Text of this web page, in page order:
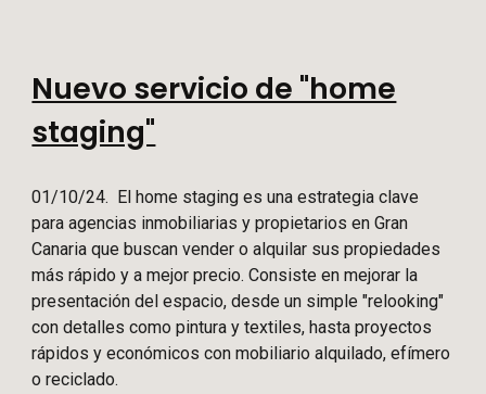
Nuevo servicio de "home
staging"
01/10/24. El home staging es una estrategia clave
para agencias inmobiliarias y propietarios en Gran
Canaria que buscan vender o alquilar sus propiedades
más rápido y a mejor precio. Consiste en mejorar la
presentación del espacio, desde un simple "relooking"
con detalles como pintura y textiles, hasta proyectos
rápidos y económicos con mobiliario alquilado, efímero
o reciclado.